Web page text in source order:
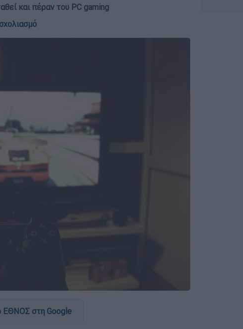
και πέραν του PC gaming
ΕΘΝΟΣ στη Google